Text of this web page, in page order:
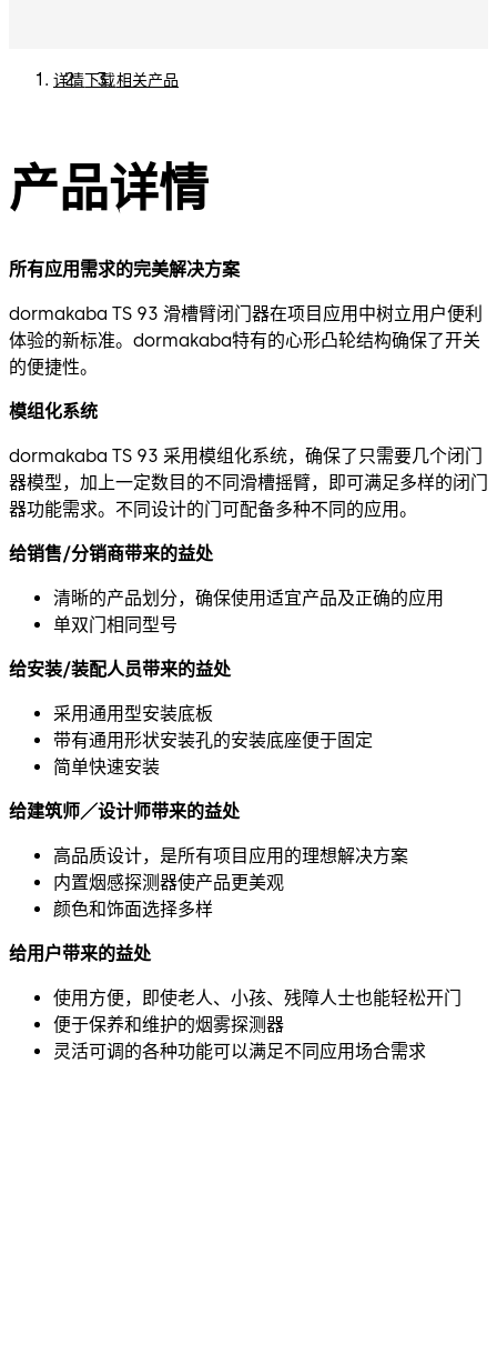
详情下载相关产品
产品详情
所有应用需求的完美解决方案
dormakaba TS 93 滑槽臂闭门器在项目应用中树立用户便利
体验的新标准。dormakaba特有的心形凸轮结构确保了开关
的便捷性。
模组化系统
dormakaba TS 93 采用模组化系统，确保了只需要几个闭门
器模型，加上一定数目的不同滑槽摇臂，即可满足多样的闭门
器功能需求。不同设计的门可配备多种不同的应用。
给销售/分销商带来的益处
清晰的产品划分，确保使用适宜产品及正确的应用
单双门相同型号
给安装/装配人员带来的益处
采用通用型安装底板
带有通用形状安装孔的安装底座便于固定
简单快速安装
给建筑师／设计师带来的益处
高品质设计，是所有项目应用的理想解决方案
内置烟感探测器使产品更美观
颜色和饰面选择多样
给用户带来的益处
使用方便，即使老人、小孩、残障人士也能轻松开门
便于保养和维护的烟雾探测器
灵活可调的各种功能可以满足不同应用场合需求